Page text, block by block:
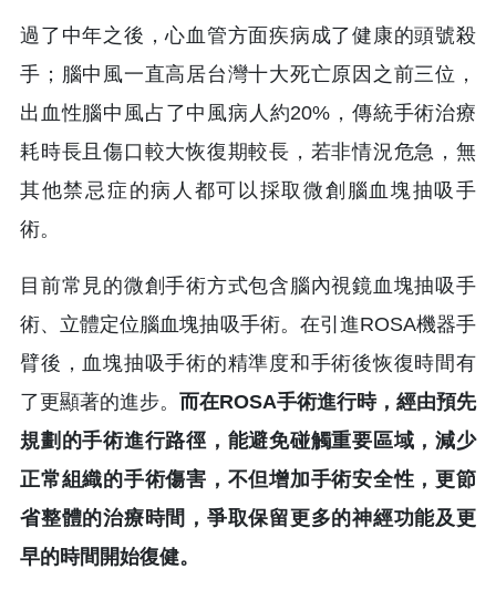
過了中年之後，心血管方面疾病成了健康的頭號殺
手；腦中風一直高居台灣十大死亡原因之前三位，
出血性腦中風占了中風病人約20%，傳統手術治療
耗時長且傷口較大恢復期較長，若非情況危急，無
其他禁忌症的病人都可以採取微創腦血塊抽吸手
術。
目前常見的微創手術方式包含腦內視鏡血塊抽吸手
術、立體定位腦血塊抽吸手術。在引進ROSA機器手
臂後，血塊抽吸手術的精準度和手術後恢復時間有
了更顯著的進步。 而在ROSA手術進行時，經由預先
規劃的手術進行路徑，能避免碰觸重要區域，減少
正常組織的手術傷害，不但增加手術安全性，更節
省整體的治療時間，爭取保留更多的神經功能及更
早的時間開始復健。